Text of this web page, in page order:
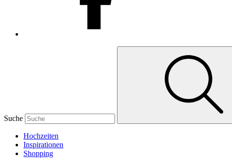
Suche
Hochzeiten
Inspirationen
Shopping